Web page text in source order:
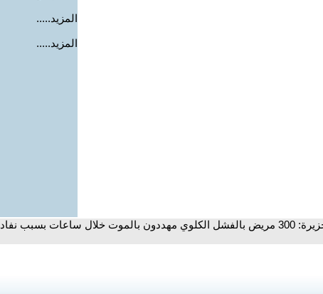
المزيد.....
المزيد.....
- مدير مجمع الشفاء الطبي للجزيرة: 300 مريض بالفشل الكلوي مهددون بالموت خلال ساعات بسبب نفاد